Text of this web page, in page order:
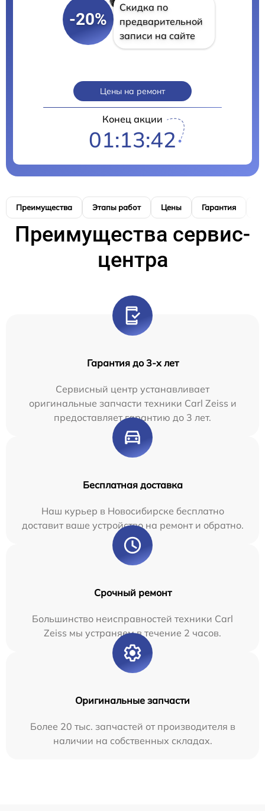
-20%
Скидка по
предварительной
записи на сайте
Цены на ремонт
Конец акции
01:13:41
Преимущества Этапы работ Цены Гарантия
Преимущества сервис-
центра
Гарантия до 3-х лет
Сервисный центр устанавливает
оригинальные запчасти техники Carl Zeiss и
предоставляет гарантию до 3 лет.
Бесплатная доставка
Наш курьер в Новосибирске бесплатно
доставит ваше устройство на ремонт и обратно.
Срочный ремонт
Большинство неисправностей техники Carl
Zeiss мы устраняем в течение 2 часов.
Оригинальные запчасти
Более 20 тыс. запчастей от производителя в
наличии на собственных складах.